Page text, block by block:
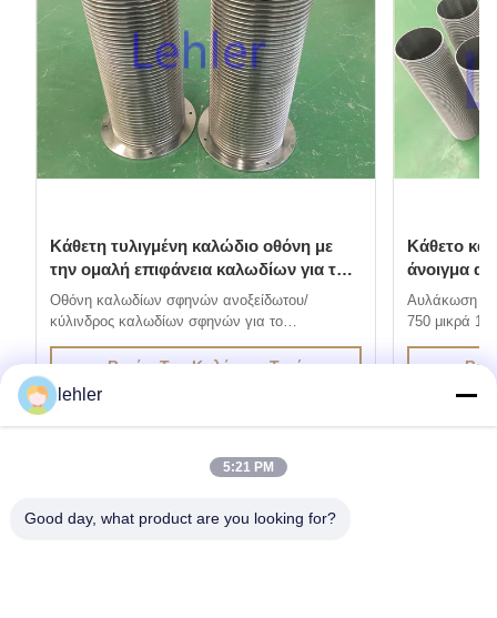
Κάθετη τυλιγμένη καλώδιο οθόνη με
την ομαλή επιφάνεια καλωδίων για το
αυτοκαθαριζόμενο φίλτρο
Οθόνη καλωδίων σφηνών ανοξείδωτου/
κύλινδρος καλωδίων σφηνών για το
σφηνών ανοξείδωτου παράγεται μέσω της
μεθόδου ηλεκτρικής συγκόλλησης αντίστασης,
τα καλώδια με τα ειδικά σχεδιαγράμματα είναι
ενωμένα στενά στην υποστήριξη των καλωδίων
Βρείτε Την Καλύτερη Τιμή
Κάθετο
άνοιγμα
μεγάλης
Αυλάκωση
750 μικρά 1.
ηλεκτρικής
καλώδια με
σε 90
Αποκτήστε τα Προϊόντα που Χρειάζεστε
lehler
5:21 PM
Good day, what product are you looking for?